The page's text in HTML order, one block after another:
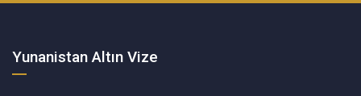
Yunanistan Altın Vize